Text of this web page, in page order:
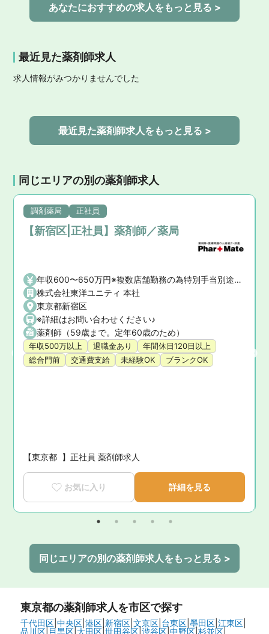
あなたにおすすめの求人をもっと見る >
最近見た薬剤師求人
求人情報がみつかりませんでした
最近見た薬剤師求人をもっと見る >
同じエリアの別の薬剤師求人
調剤薬局 正社員
【新宿区|正社員】薬剤師／薬局
年収600〜650万円※複数店舗勤務の為特別手当別途考慮
株式会社東洋ユニティ 本社
東京都新宿区
※詳細はお問い合わせください♪
薬剤師（59歳まで。定年60歳のため）
年収500万以上 退職金あり
年間休日120日以上
総合門前
交通費支給 未経験OK ブランクOK
【東京都  】正社員 薬剤師求人
お気に入り 詳細を見る
同じエリアの別の薬剤師求人をもっと見る >
東京都の薬剤師求人を市区で探す
千代田区| 中央区| 港区| 新宿区| 文京区| 台東区| 墨田区| 江東区|
品川区| 目黒区| 大田区|世田谷区| 渋谷区| 中野区| 杉並区|